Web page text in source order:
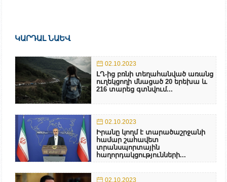
ԿԱՐԴԱԼ ՆԱԵՎ
02.10.2023
ԼՂ-ից բռնի տեղահանված առանց
ուղեկցողի մնացած 20 երեխա և
216 տարեց գտնվում...
02.10.2023
Իրանը կողմ է տարածաշրջանի
համար շահավետ
տրանսպորտային
հաղորդակցությունների...
02.10.2023